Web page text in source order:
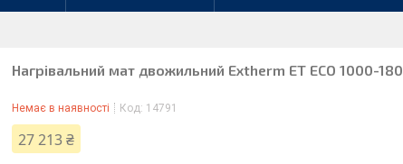
Нагрівальний мат двожильний Extherm ET ECO 1000-180
Немає в наявності Код: 14791
27 213 ₴